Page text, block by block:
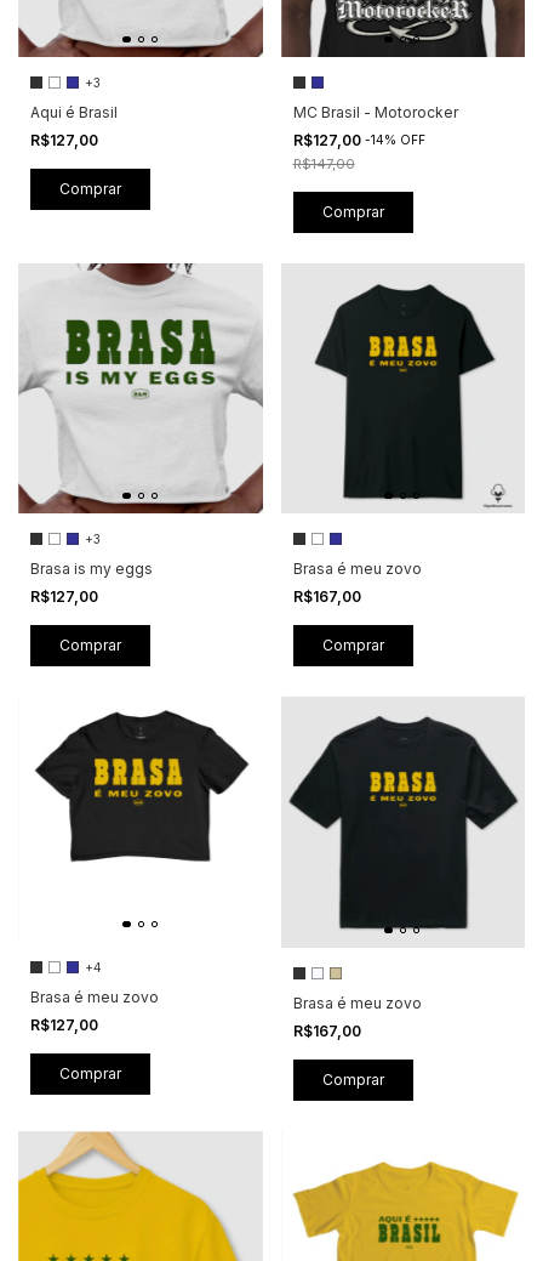
+3
Aqui é Brasil
R$127,00
Comprar
MC Brasil - Motorocker
R$127,00 -14% OFF
R$147,00
Comprar
+3
Brasa is my eggs
R$127,00
Comprar
Brasa é meu zovo
R$167,00
Comprar
+4
Brasa é meu zovo
R$127,00
Comprar
Brasa é meu zovo
R$167,00
Comprar